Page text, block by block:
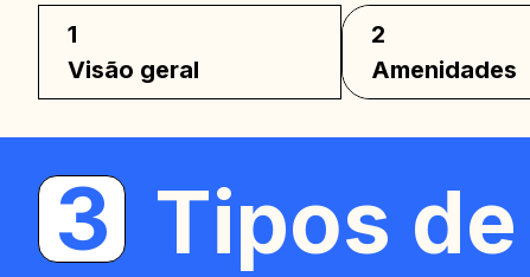
1
Visão geral
2
Amenidades
3 Tipos